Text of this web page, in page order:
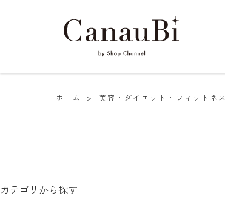
ホーム > 美容・ダイエット・フィットネス
カテゴリから探す